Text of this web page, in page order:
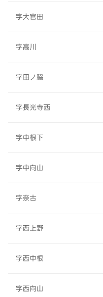
字大官田
字高川
字田ノ脇
字長光寺西
字中根下
字中向山
字奈古
字西上野
字西中根
字西向山